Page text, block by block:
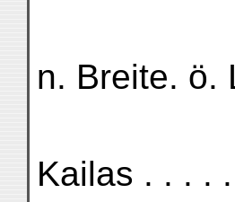
n. Breite. ö.
Kailas . . . .